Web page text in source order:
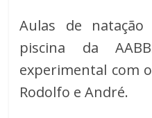
Aulas de
piscina da
experimental com
Rodolfo e André.